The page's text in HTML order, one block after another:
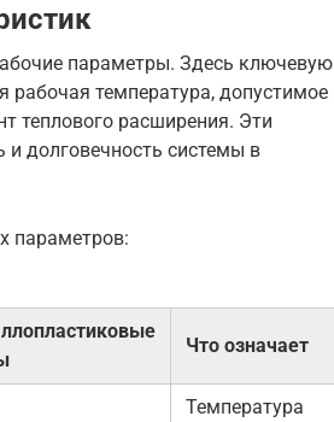
параметры. Здесь ключевую
рабочая температура, допустимое
теплового расширения. Эти
долговечность системы в
параметров:
Что означает
Температура